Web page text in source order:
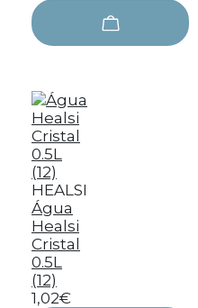
HEALSI
Água
Healsi
Cristal
0.5L
(12)
1,02€